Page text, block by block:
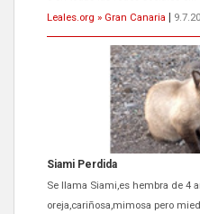
Leales.org » Gran Canaria |
Siami Perdida
Se llama Siami,es hembra de 4
oreja,cariñosa,mimosa pero